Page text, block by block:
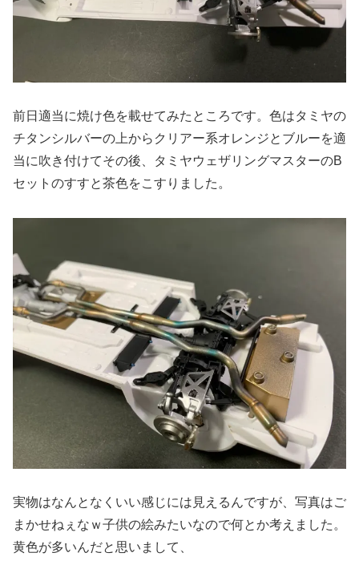
前日適当に焼け色を載せてみたところです。色はタミヤの
チタンシルバーの上からクリアー系オレンジとブルーを適
当に吹き付けてその後、タミヤウェザリングマスターのB
セットのすすと茶色をこすりました。
実物はなんとなくいい感じには見えるんですが、写真はご
まかせねぇなｗ子供の絵みたいなので何とか考えました。
黄色が多いんだと思いまして、